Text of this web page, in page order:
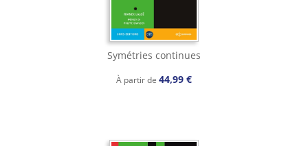
Symétries continues
À partir de 44,99 €